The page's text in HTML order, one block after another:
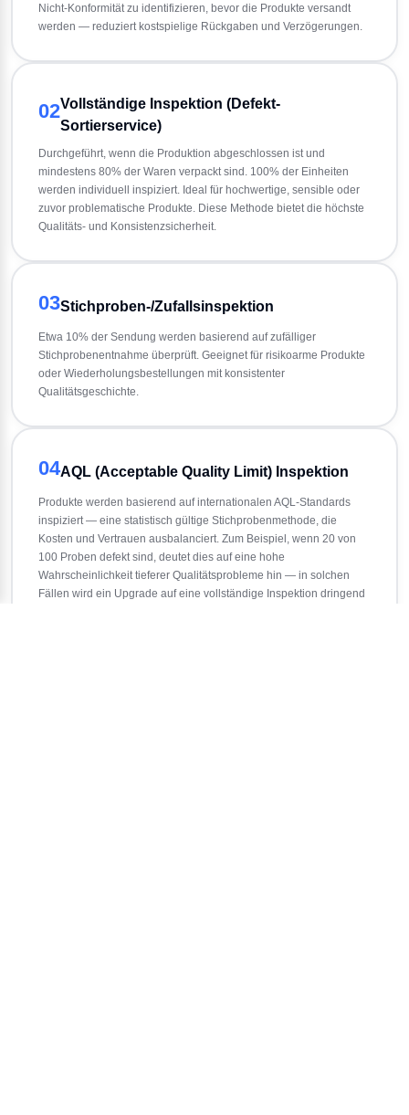
Nicht-Konformität zu identifizieren, bevor die Produkte versandt
werden — reduziert kostspielige Rückgaben und Verzögerungen.
02Vollständige Inspektion (Defekt-
Sortierservice)
Durchgeführt, wenn die Produktion abgeschlossen ist und
mindestens 80% der Waren verpackt sind. 100% der Einheiten
werden individuell inspiziert. Ideal für hochwertige, sensible oder
zuvor problematische Produkte. Diese Methode bietet die höchste
Qualitäts- und Konsistenzsicherheit.
03Stichproben-/Zufallsinspektion
Etwa 10% der Sendung werden basierend auf zufälliger
Stichprobenentnahme überprüft. Geeignet für risikoarme Produkte
oder Wiederholungsbestellungen mit konsistenter
Qualitätsgeschichte.
04AQL (Acceptable Quality Limit) Inspektion
Produkte werden basierend auf internationalen AQL-Standards
inspiziert — eine statistisch gültige Stichprobenmethode, die
Kosten und Vertrauen ausbalanciert. Zum Beispiel, wenn 20 von
100 Proben defekt sind, deutet dies auf eine hohe
Wahrscheinlichkeit tieferer Qualitätsprobleme hin — in solchen
Fällen wird ein Upgrade auf eine vollständige Inspektion dringend